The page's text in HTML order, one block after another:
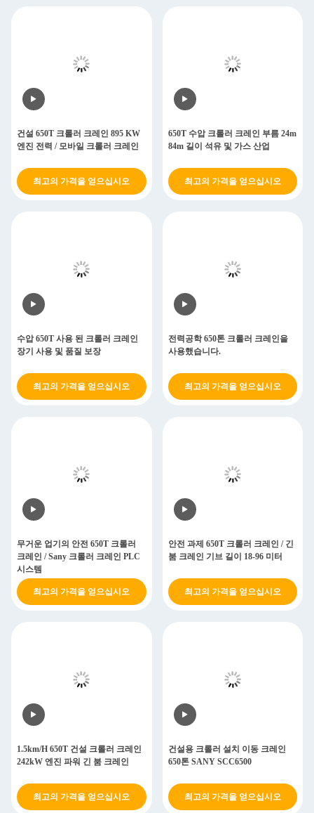
건설 650T 크롤러 크레인 895 KW
엔진 전력 / 모바일 크롤러 크레인
최고의 가격을 얻으십시오
650T 수압 크롤러 크레인 부름 24m
84m 길이 석유 및 가스 산업
최고의 가격을 얻으십시오
수압 650T 사용 된 크롤러 크레인
장기 사용 및 품질 보장
최고의 가격을 얻으십시오
전력공학 650톤 크롤러 크레인을
사용했습니다.
최고의 가격을 얻으십시오
무거운 업기의 안전 650T 크롤러
크레인 / Sany 크롤러 크레인 PLC
시스템
최고의 가격을 얻으십시오
안전 과제 650T 크롤러 크레인 / 긴
붐 크레인 기브 길이 18-96 미터
최고의 가격을 얻으십시오
1.5km/H 650T 건설 크롤러 크레인
242kW 엔진 파워 긴 붐 크레인
최고의 가격을 얻으십시오
건설용 크롤러 설치 이동 크레인
650톤 SANY SCC6500
최고의 가격을 얻으십시오